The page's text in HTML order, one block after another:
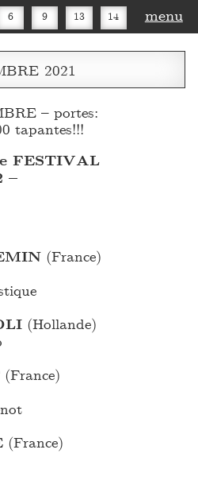
6 9 13 14
27 30
menu
2021
– portes:
tapantes!!!
FESTIVAL
–
(France)
(Hollande)
(France)
(France)